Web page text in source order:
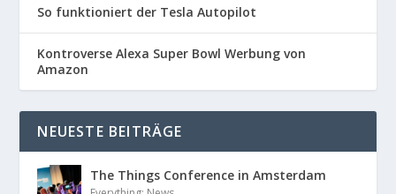
So funktioniert der Tesla Autopilot
Kontroverse Alexa Super Bowl Werbung von
Amazon
NEUESTE BEITRÄGE
The Things Conference in Amsterdam